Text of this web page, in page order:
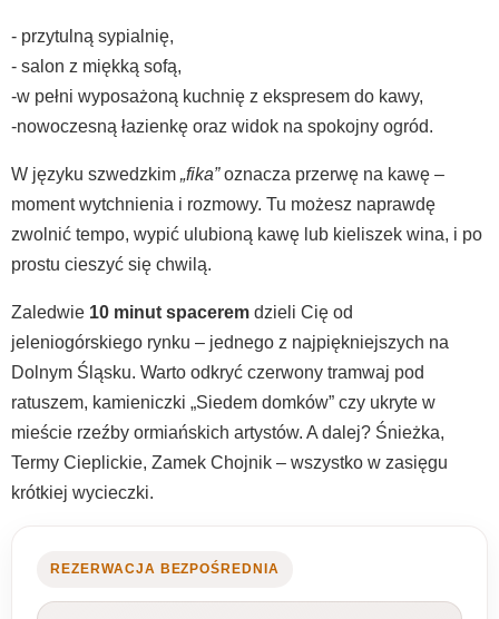
- przytulną sypialnię,
- salon z miękką sofą,
-w pełni wyposażoną kuchnię z ekspresem do kawy,
-nowoczesną łazienkę oraz widok na spokojny ogród.
W języku szwedzkim „fika”oznacza przerwę na kawę –
moment wytchnienia i rozmowy. Tu możesz naprawdę
zwolnić tempo, wypić ulubioną kawę lub kieliszek wina, i po
prostu cieszyć się chwilą.
Zaledwie 10 minut spacerem dzieli Cię od
jeleniogórskiego rynku – jednego z najpiękniejszych na
Dolnym Śląsku. Warto odkryć czerwony tramwaj pod
ratuszem, kamieniczki „Siedem domków” czy ukryte w
mieście rzeźby ormiańskich artystów. A dalej? Śnieżka,
Termy Cieplickie, Zamek Chojnik – wszystko w zasięgu
krótkiej wycieczki.
REZERWACJA BEZPOŚREDNIA